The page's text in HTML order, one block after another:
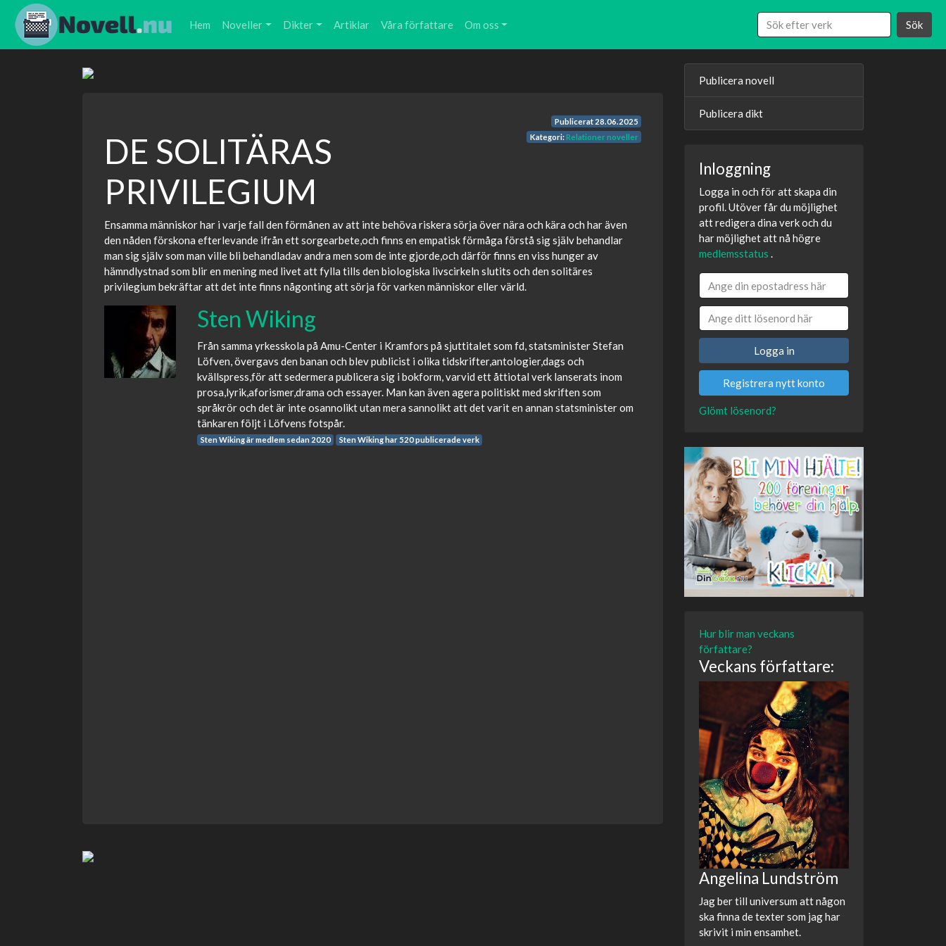
Hem Noveller Dikter Artiklar Våra författare Om oss Sök
Publicerat 28.06.2025
Kategori:Relationer noveller
DE SOLITÄRAS
PRIVILEGIUM
Ensamma människor har i varje fall den förmånen av att inte behöva riskera sörja över nära och kära och har även
den nåden förskona efterlevande ifrån ett sorgearbete,och finns en empatisk förmåga förstå sig själv behandlar
man sig själv som man ville bli behandladav andra men som de inte gjorde,och därför finns en viss hunger av
hämndlystnad som blir en mening med livet att fylla tills den biologiska livscirkeln slutits och den solitäres
privilegium bekräftar att det inte finns någonting att sörja för varken människor eller värld.
Sten Wiking
Från samma yrkesskola på Amu-Center i Kramfors på sjuttitalet som fd, statsminister Stefan
Löfven, övergavs den banan och blev publicist i olika tidskrifter,antologier,dags och
kvällspress,för att sedermera publicera sig i bokform, varvid ett åttiotal verk lanserats inom
prosa,lyrik,aforismer,drama och essayer. Man kan även agera politiskt med skriften som
språkrör och det är inte osannolikt utan mera sannolikt att det varit en annan statsminister om
tänkaren följt i Löfvens fotspår.
Sten Wiking är medlem sedan 2020 Sten Wiking har 520 publicerade verk
Publicera novell
Publicera dikt
Inloggning
Logga in och för att skapa din
profil. Utöver får du möjlighet
att redigera dina verk och du
har möjlighet att nå högre
medlemsstatus .
Logga in
Registrera nytt konto
Glömt lösenord?
Hur blir man veckans
författare?
Veckans författare:
Angelina Lundström
Jag ber till universum att någon
ska finna de texter som jag har
skrivit i min ensamhet.